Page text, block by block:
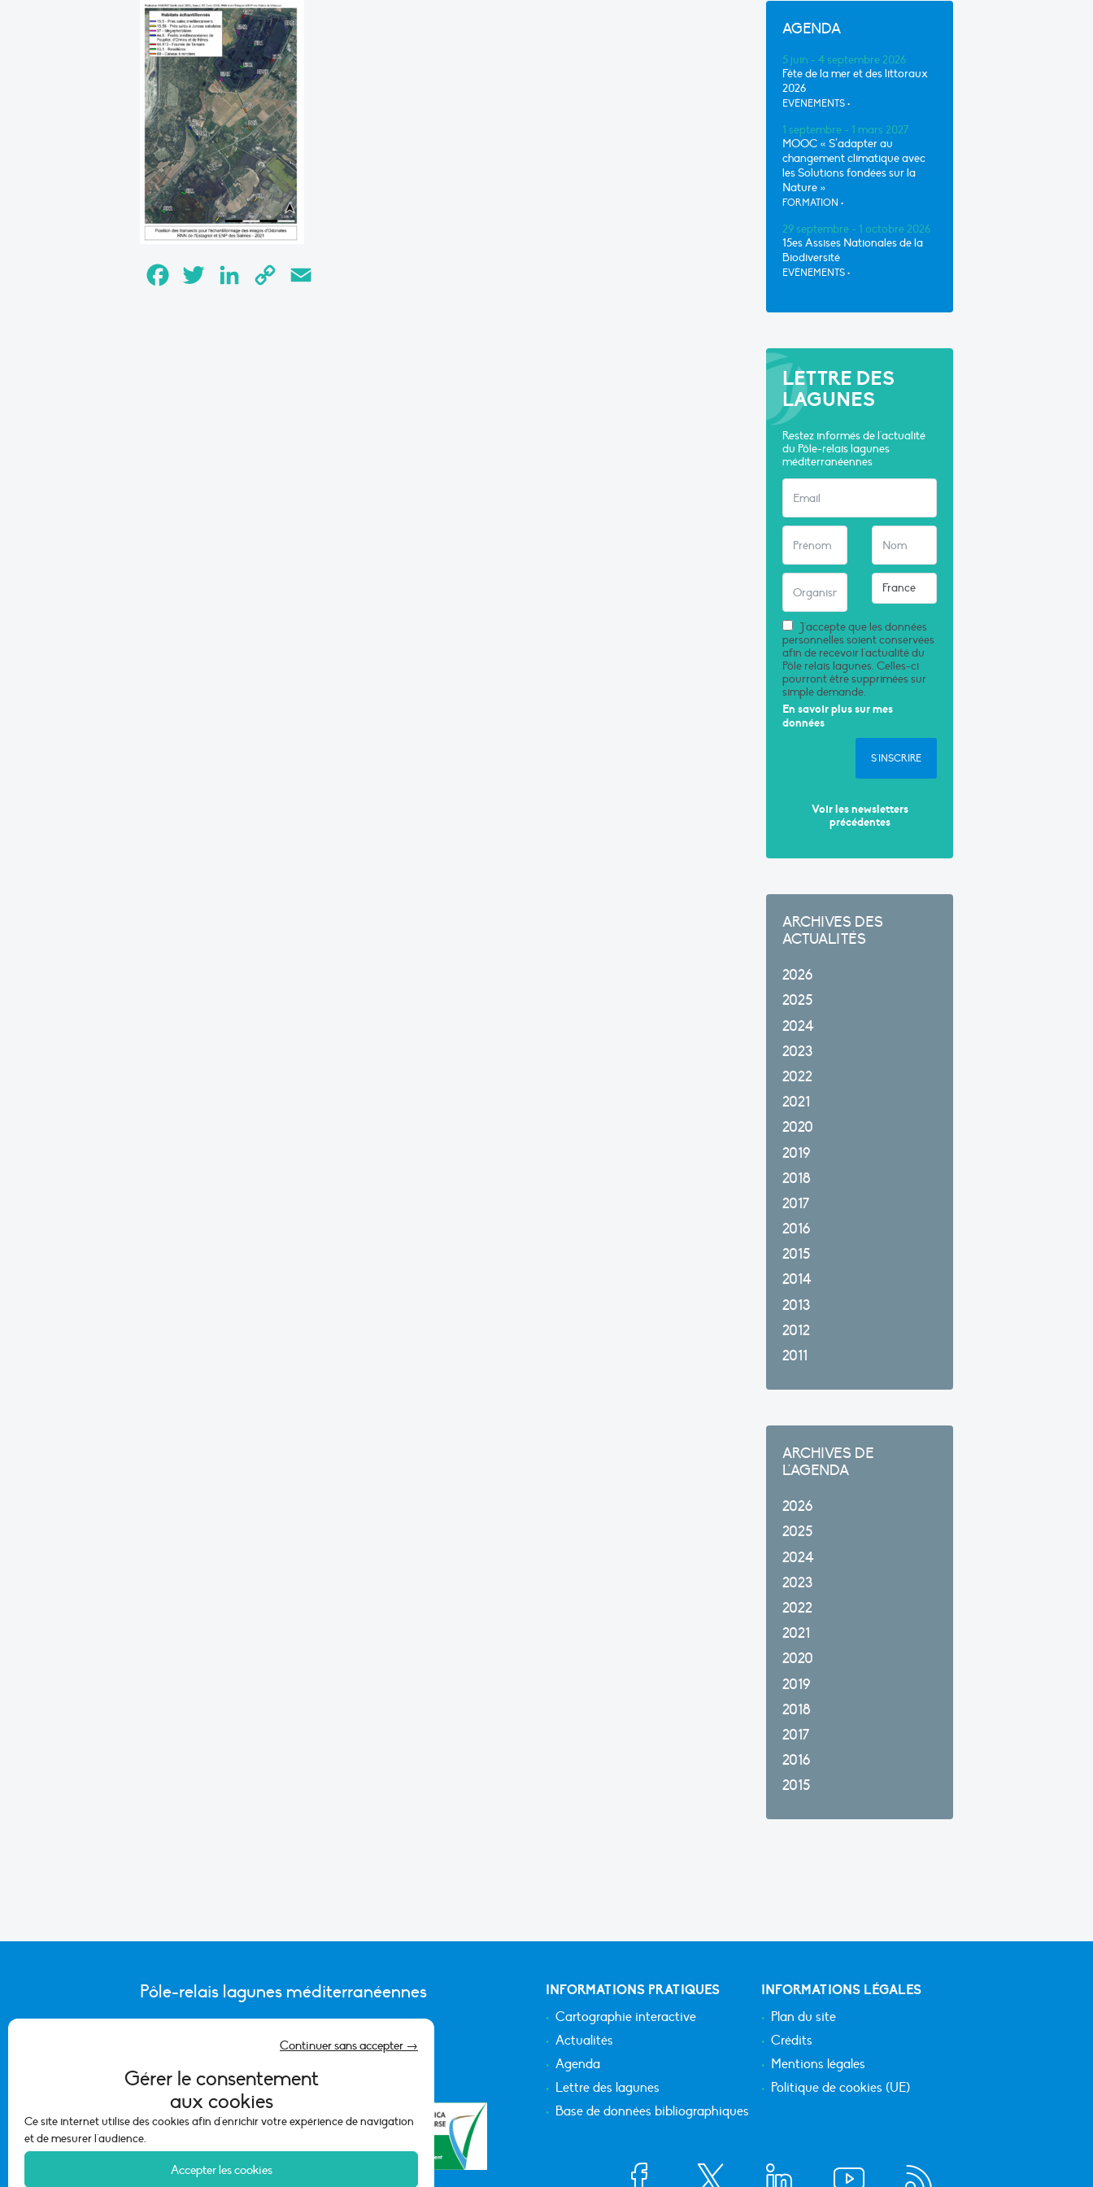
Gérer le consentement
aux cookies
Ce site internet utilise des cookies afin d'enrichir votre expérience de navigation
et de mesurer l'audience.
Accepter les cookies
Continuer sans accepter →
FacebookTwitter LinkedInCopy
AGENDA
5 juin - 4 septembre 2026
Fête de la mer et des littoraux
2026
EVÈNEMENTS •
1 septembre - 1 mars 2027
MOOC « S’adapter au
changement climatique avec
les Solutions fondées sur la
Nature »
FORMATION •
29 septembre - 1 octobre 2026
15es Assises Nationales de la
Biodiversité
EVÈNEMENTS •
LETTRE DES
LAGUNES
Restez informés de l'actualité
du Pôle-relais lagunes
méditerranéennes
J'accepte que les données
personnelles soient conservées
afin de recevoir l'actualité du
Pôle relais lagunes. Celles-ci
pourront être supprimées sur
simple demande.
En savoir plus sur mes
données
S'INSCRIRE
Voir les newsletters
précédentes
ARCHIVES DES
ACTUALITÉS
2026
2025
2024
2023
2022
2021
2020
2019
2018
2017
2016
2015
2014
2013
2012
2011
ARCHIVES DE
L'AGENDA
2026
2025
2024
2023
2022
2021
2020
2019
2018
2017
2016
2015
Pôle-relais lagunes méditerranéennes
CONTACTER L’ÉQUIPE DU PÔLE
INFORMATIONS PRATIQUES
Cartographie interactive
Actualités
Agenda
Lettre des lagunes
Base de données bibliographiques
INFORMATIONS LÉGALES
Plan du site
Crédits
Mentions légales
Politique de cookies (UE)